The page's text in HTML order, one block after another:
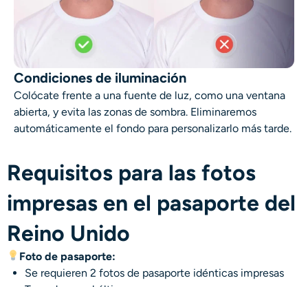
Condiciones de iluminación
Colócate frente a una fuente de luz, como una ventana
abierta, y evita las zonas de sombra. Eliminaremos
automáticamente el fondo para personalizarlo más tarde.
Requisitos para las fotos
impresas en el pasaporte del
Reino Unido
Foto de pasaporte:
Se requieren 2 fotos de pasaporte idénticas impresas